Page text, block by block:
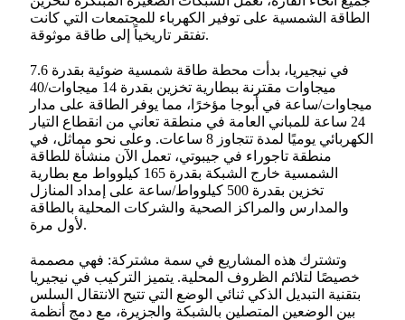
الطاقة الشمسية على توفير الكهرباء للمجتمعات التي كانت
تفتقر تاريخياً إلى طاقة موثوقة.
في نيجيريا، بدأت محطة طاقة شمسية ضوئية بقدرة 7.6
ميجاوات مقترنة ببطارية تخزين بقدرة 14 ميجاوات/40
ميجاوات/ساعة في أبوجا مؤخرًا، مما يوفر الطاقة على مدار
24 ساعة للمباني العامة في منطقة تعاني من انقطاع التيار
الكهربائي يوميًا لمدة تتجاوز 8 ساعات. وعلى نحو مماثل، في
منطقة تاجوراء في جيبوتي، تعمل الآن منشأة للطاقة
الشمسية خارج الشبكة بقدرة 165 كيلوواط مع بطارية
تخزين بقدرة 500 كيلوواط/ساعة على إمداد المنازل
والمدارس والمراكز الصحية والشركات المحلية بالطاقة
لأول مرة.
وتشترك هذه المشاريع في سمة مشتركة: فهي مصممة
خصيصًا لتلائم الظروف المحلية. يتميز التركيب في نيجيريا
بتقنية التبديل الذكي ثنائي الوضع التي تتيح الانتقال السلس
بين الوضعين المتصلين بالشبكة والجزيرة، مع دمج أنظمة